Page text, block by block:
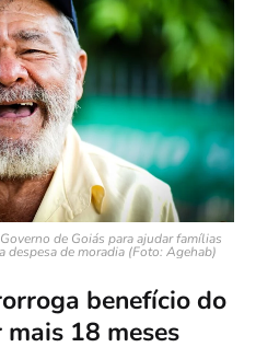
de Goiás para ajudar famílias
despesa de moradia (Foto: Agehab)
benefício do
18 meses